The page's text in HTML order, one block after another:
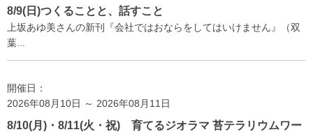
8/9(日)つくることと、話すこと
上坂あゆ美さんの新刊『会社ではおならをしてはいけません』（双
葉...
開催日：
2026年08月10日 ～ 2026年08月11日
8/10(月)・8/11(火・祝) 育てるジオラマ 苔テラリウムワー